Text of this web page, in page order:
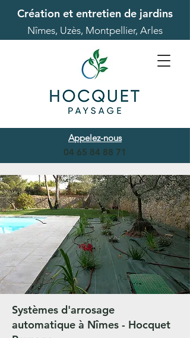
Création et entretien de jardins
Nîmes, Uzès, Montpellier, Arles
Appelez-nous
04 65 84 88 71
Systèmes d'arrosage
automatique à Nîmes - Hocquet